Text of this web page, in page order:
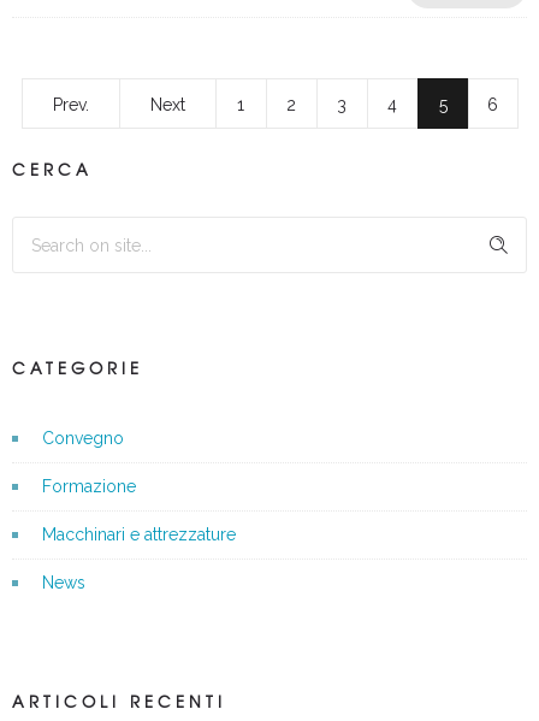
Prev. Next 1 2 3 4 5 6
CERCA
CATEGORIE
Convegno
Formazione
Macchinari e attrezzature
News
ARTICOLI RECENTI